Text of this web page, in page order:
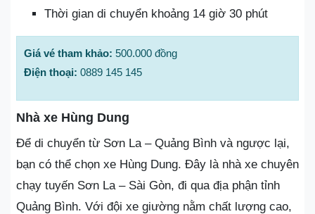
Thời gian di chuyển khoảng 14 giờ 30 phút
Giá vé tham khảo: 500.000 đồng
Điện thoại: 0889 145 145
Nhà xe Hùng Dung
Để di chuyển từ Sơn La – Quảng Bình và ngược lại,
bạn có thể chọn xe Hùng Dung. Đây là nhà xe chuyên
chạy tuyến Sơn La – Sài Gòn, đi qua địa phận tỉnh
Quảng Bình. Với đội xe giường nằm chất lượng cao,